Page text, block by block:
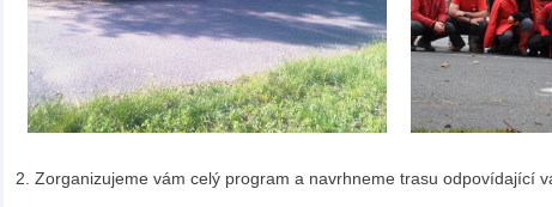
2. Zorganizujeme vám celý program a navrhneme trasu odpovídající